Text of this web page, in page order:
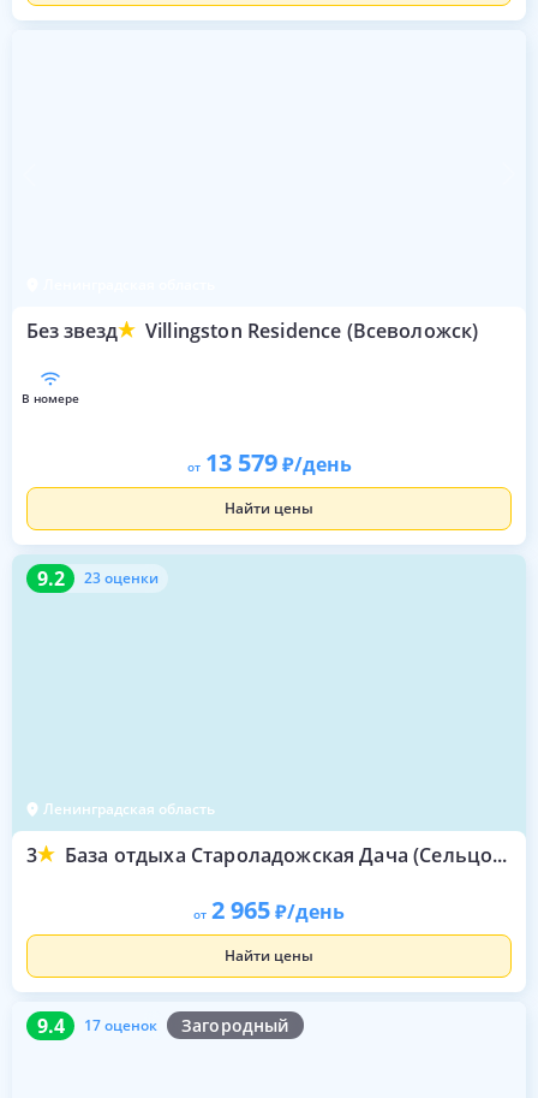
Без звезд Villingston Residence (Всеволожск)
в номере
от 13 579 /день
Найти цены
9.2 23 оценки
Ленинградская область
3 База отдыха Староладожская Дача (Сельцо-Горка)
9.2 23 оценки
от 2 965 /день
Найти цены
9.4 17 оценок Загородный
9.4 17 оценок